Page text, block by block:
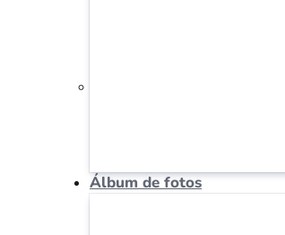
Álbum de fotos